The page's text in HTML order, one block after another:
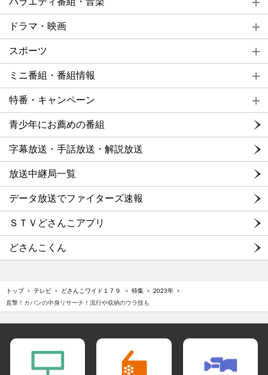
ドラマ・映画
スポーツ
ミニ番組・番組情報
特番・キャンペーン
青少年にお薦めの番組
字幕放送・手話放送・解説放送
放送中継局一覧
データ放送でファイターズ速報
ＳＴＶどさんこアプリ
どさんこくん
トップ テレビ どさんこワイド１７９ 特集
2023年
直撃！カバンの中身リサーチ！流行や収納のウラ技も